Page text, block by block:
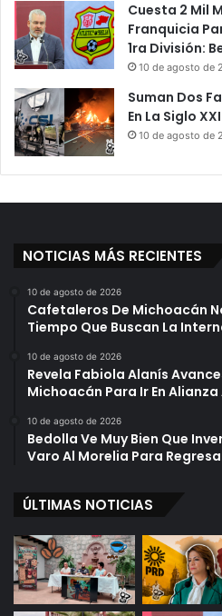
Cuesta 2 Mil
Franquicia
1ra División:
10 de agosto de
Suman Dos
En La Siglo XXI
10 de agosto de
NOTICIAS MÁS RECIENTES
10 de agosto de 2026
Cafetaleros De Michoacán
Tiempo Que Buscan La
10 de agosto de 2026
Revela Fabiola Alanís
Michoacán Para Ir En Alianza
10 de agosto de 2026
Bedolla Ve Muy Bien Que
Varo Al Morelia Para
ÚLTIMAS NOTICIAS